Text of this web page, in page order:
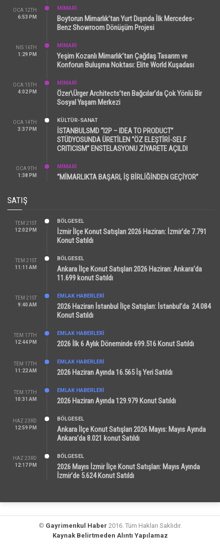
OCA 12TH
6:53 PM
MİMARİ
Boytorun Mimarlık’tan Yurt Dışında İlk Mercedes-
Benz Showroom Dönüşüm Projesi
NIS 16TH
1:29 PM
MİMARİ
Yeşim Kozanlı Mimarlık’tan Çağdaş Tasarım ve
Konforun Buluşma Noktası: Elite World Kuşadası
OCA 15TH
4:02 PM
MİMARİ
Özer\Ürger Architects’ten Bağcılar’da Çok Yönlü Bir
Sosyal Yaşam Merkezi
OCA 14TH
3:37 PM
KÜLTÜR-SANAT
İSTANBULSMD “I2P – IDEA TO PRODUCT”
STÜDYOSUNDA ÜRETİLEN “ÖZ ELEŞTİRİ-SELF
CRITICISM” ENSTELASYONU ZİYARETE AÇILDI
OCA 9TH
1:38 PM
MİMARİ
“MİMARLIKTA BAŞARI, İŞ BİRLİĞİNDEN GEÇİYOR”
SATIŞ
TEM 21ST
12:02 PM
BÖLGESEL
İzmir İlçe Konut Satışları 2026 Haziran: İzmir’de 7.791
Konut Satıldı
TEM 21ST
11:11 AM
BÖLGESEL
Ankara İlçe Konut Satışları 2026 Haziran: Ankara’da
11.699 konut Satıldı
TEM 21ST
9:40 AM
EMLAK HABERLERI
2026 Haziran İstanbul İlçe Satışları: İstanbul’da 24.084
Konut Satıldı
TEM 17TH
12:44 PM
EMLAK HABERLERI
2026 İlk 6 Aylık Döneminde 699.516 Konut Satıldı
TEM 17TH
11:22 AM
EMLAK HABERLERI
2026 Haziran Ayında 16.565 İş Yeri Satıldı
TEM 17TH
10:31 AM
EMLAK HABERLERI
2026 Haziran Ayında 129.979 Konut Satıldı
HAZ 23RD
12:59 PM
BÖLGESEL
Ankara İlçe Konut Satışları 2026 Mayıs: Mayıs Ayında
Ankara’da 8.021 konut Satıldı
HAZ 23RD
12:17 PM
BÖLGESEL
2026 Mayıs İzmir İlçe Konut Satışları: Mayıs Ayında
İzmir’de 5.624 Konut Satıldı
© Gayrimenkul Haber 2016. Tüm Hakları Saklıdır.
Kaynak Belirtmeden Alıntı Yapılamaz